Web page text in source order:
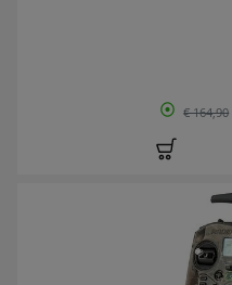
€ 164,90